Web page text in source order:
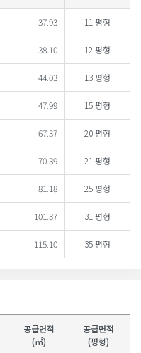
37.93 11 평형
38.10 12 평형
44.03 13 평형
47.99 15 평형
67.37 20 평형
70.39 21 평형
81.18 25 평형
101.37 31 평형
115.10 35 평형
공급면적
(㎡)
공급면적
(평형)